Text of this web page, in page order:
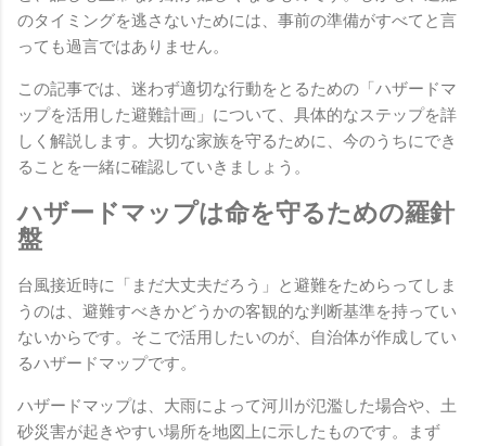
のタイミングを逃さないためには、事前の準備がすべてと言
っても過言ではありません。
この記事では、迷わず適切な行動をとるための「ハザードマ
ップを活用した避難計画」について、具体的なステップを詳
しく解説します。大切な家族を守るために、今のうちにでき
ることを一緒に確認していきましょう。
ハザードマップは命を守るための羅針
盤
台風接近時に「まだ大丈夫だろう」と避難をためらってしま
うのは、避難すべきかどうかの客観的な判断基準を持ってい
ないからです。そこで活用したいのが、自治体が作成してい
るハザードマップです。
ハザードマップは、大雨によって河川が氾濫した場合や、土
砂災害が起きやすい場所を地図上に示したものです。まず